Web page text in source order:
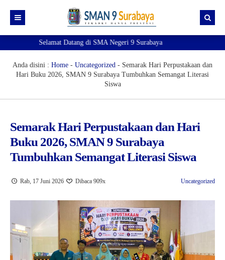
Akademik
e-Observasi Pembelajaran
Pendaftaran TKA
e-Jurnal
e-Rapor
e-rapor Sisipan
e-Kalender Akademik
e-Kesiswaan
Sipena9 (Admin 1)
Sipena9 (Admin 2)
Profil
Kenali Sekolahku!
Visi Misi
Guru dan Tenaga Kependidikan
OSIS & MPK
Ekstrakurikuler
Pramuka
Paskibra
PMR
Band
Jurnalis
Pengumuman
Prestasi
Pengumuman Kelulusan
SIM
Jurnal Kelas
Si-Master
Info-GTK
Informasi
Mapel Pendukung SNBP 2025
Komunitas Belajar InspiratiX
Seputar TKA
Selamat Datang di SMA Negeri 9 Surabaya
Anda disini : Home - Uncategorized - Semarak Hari Perpustakaan dan
Hari Buku 2026, SMAN 9 Surabaya Tumbuhkan Semangat Literasi
Siswa
Semarak Hari Perpustakaan dan Hari
Buku 2026, SMAN 9 Surabaya
Tumbuhkan Semangat Literasi Siswa
Rab, 17 Juni 2026 Dibaca 909x Uncategorized